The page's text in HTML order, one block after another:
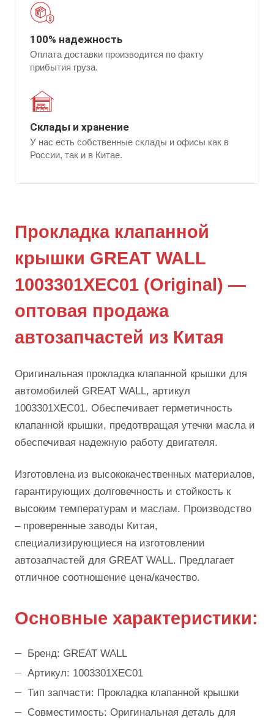
100% надежность
Оплата доставки производится по факту
прибытия груза.
Склады и хранение
У нас есть собственные склады и офисы как в
России, так и в Китае.
Прокладка клапанной
крышки GREAT WALL
1003301XEC01 (Original) —
оптовая продажа
автозапчастей из Китая
Оригинальная прокладка клапанной крышки для
автомобилей GREAT WALL, артикул
1003301XEC01. Обеспечивает герметичность
клапанной крышки, предотвращая утечки масла и
обеспечивая надежную работу двигателя.
Изготовлена из высококачественных материалов,
гарантирующих долговечность и стойкость к
высоким температурам и маслам. Производство
– проверенные заводы Китая,
специализирующиеся на изготовлении
автозапчастей для GREAT WALL. Предлагает
отличное соотношение цена/качество.
Основные характеристики:
Бренд: GREAT WALL
Артикул: 1003301XEC01
Тип запчасти: Прокладка клапанной крышки
Совместимость: Оригинальная деталь для